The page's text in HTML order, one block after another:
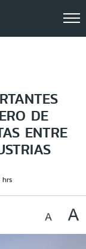
DE
ENTRE
hrs